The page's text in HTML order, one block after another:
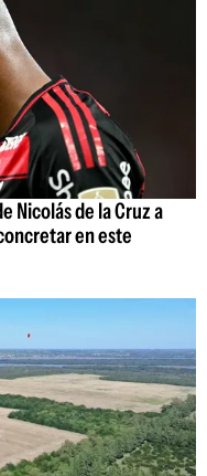
Nicolás de la Cruz a
en este